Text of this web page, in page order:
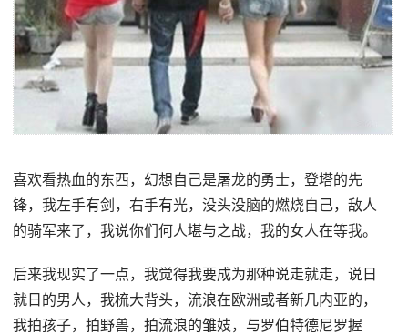
喜欢看热血的东西，幻想自己是屠龙的勇士，登塔的先
锋，我左手有剑，右手有光，没头没脑的燃烧自己，敌人
的骑军来了，我说你们何人堪与之战，我的女人在等我。
后来我现实了一点，我觉得我要成为那种说走就走，说日
就日的男人，我梳大背头，流浪在欧洲或者新几内亚的，
我拍孩子，拍野兽，拍流浪的雏妓，与罗伯特德尼罗握